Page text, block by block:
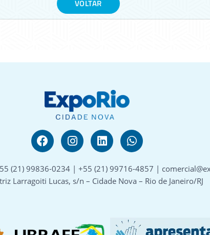
VOLTAR
(21) 99836-0234 | +55 (21) 99716-4857 |
Larragoiti Lucas, s/n – Cidade Nova – Rio de Janeiro/RJ